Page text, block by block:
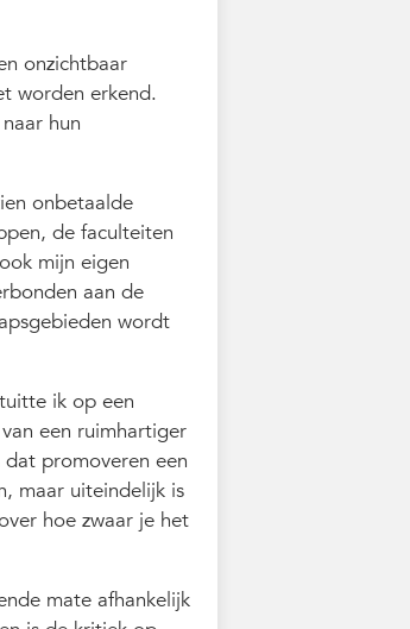
onzichtbaar
worden erkend.
hun
onbetaalde
de faculteiten
mijn eigen
aan de
wordt
ik op een
een ruimhartiger
promoveren een
maar uiteindelijk is
hoe zwaar je het
mate afhankelijk